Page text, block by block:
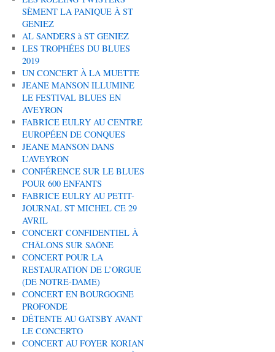
SÈMENT LA PANIQUE À ST
GENIEZ
AL SANDERS à ST GENIEZ
LES TROPHÉES DU BLUES
2019
UN CONCERT À LA MUETTE
JEANE MANSON ILLUMINE
LE FESTIVAL BLUES EN
AVEYRON
FABRICE EULRY AU CENTRE
EUROPÉEN DE CONQUES
JEANE MANSON DANS
L’AVEYRON
CONFÉRENCE SUR LE BLUES
POUR 600 ENFANTS
FABRICE EULRY AU PETIT-
JOURNAL ST MICHEL CE 29
AVRIL
CONCERT CONFIDENTIEL À
CHÂLONS SUR SAÔNE
CONCERT POUR LA
RESTAURATION DE L’ORGUE
(DE NOTRE-DAME)
CONCERT EN BOURGOGNE
PROFONDE
DÉTENTE AU GATSBY AVANT
LE CONCERTO
CONCERT AU FOYER KORIAN